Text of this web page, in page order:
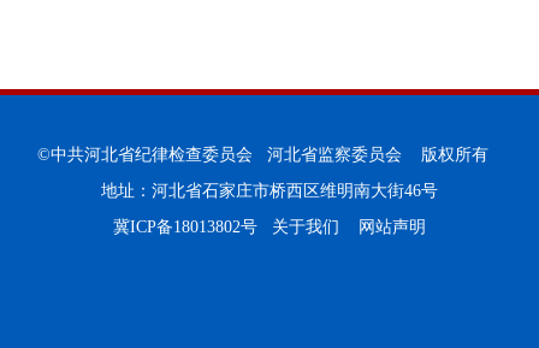
©中共河北省纪律检查委员会 河北省监察委员会 版权所有
地址：河北省石家庄市桥西区维明南大街46号
冀ICP备18013802号
关于我们 网站声明